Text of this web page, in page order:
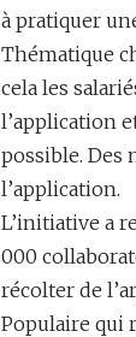
à pratiquer
Thématique
cela les
l’application
possible. Des
l’application.
L’initiative a
000
récolter de
Populaire qui